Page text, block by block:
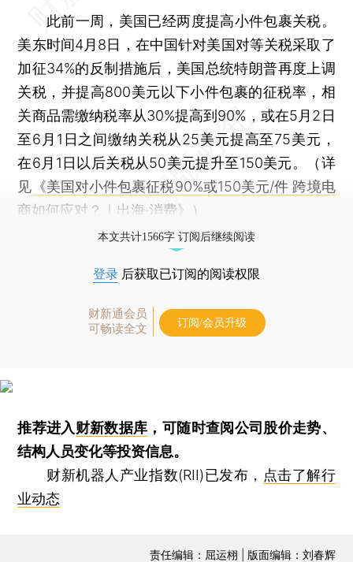
此前一周，美国已经两度提高小件包裹关税。
美东时间4月8日，在中国针对美国对等关税采取了
加征34%的反制措施后，美国总统特朗普再度上调
关税，并提高800美元以下小件包裹的征税率，相
关商品需缴纳税率从30%提高到90%，或在5月2日
至6月1日之间缴纳关税从25美元提高至75美元，
在6月1日以后关税从50美元提升至150美元。（详
见 《美国对小件包裹征税90%或150美元/件 跨境电
商如何应对？｜出海·消费》
）
本文共计1566字 订阅后继续阅读
登录 后获取已订阅的阅读权限
财新通会员
可畅读全文
订阅/会员升级
推荐进入财新数据库 ，可随时查阅公司股价走势、
结构人员变化等投资信息。
财新机器人产业指数(RII)已发布， 点击了解行
业动态
责任编辑：屈运栩 | 版面编辑：刘春辉